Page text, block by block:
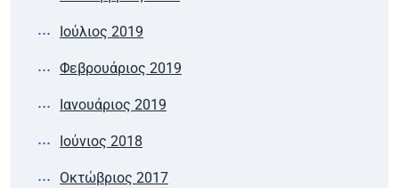
Ιούλιος 2019
Φεβρουάριος 2019
Ιανουάριος 2019
Ιούνιος 2018
Οκτώβριος 2017